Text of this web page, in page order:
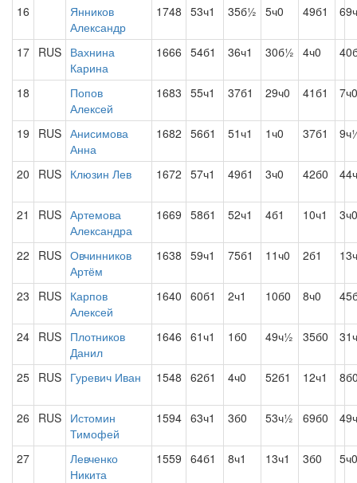
16
Янников
Александр
1748 53ч1 35б½ 5ч0 49б1
17 RUS Вахнина
Карина
1666 54б1 36ч1 30б½ 4ч0
18
Попов
Алексей
1683 55ч1 37б1 29ч0 41б1 7ч0
19 RUS Анисимова
Анна
1682 56б1 51ч1 1ч0 37б1
20 RUS Клюзин Лев 1672 57ч1 49б1 3ч0 42б0
21 RUS Артемова
Александра
1669 58б1 52ч1 4б1 10ч1 3ч0
22 RUS Овчинников
Артём
1638 59ч1 75б1 11ч0 2б1
23 RUS Карпов
Алексей
1640 60б1 2ч1 10б0 8ч0
24 RUS Плотников
Данил
1646 61ч1 1б0 49ч½ 35б0
25 RUS Гуревич Иван 1548 62б1 4ч0 52б1 12ч1
26 RUS Истомин
Тимофей
1594 63ч1 3б0 53ч½ 69б0
27
Левченко
Никита
1559 64б1 8ч1 13ч1 3б0 5ч0